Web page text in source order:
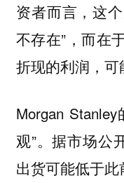
资者而言，这
不存在”，而在
折现的利润，可
Morgan
观”。据市场公
出货可能低于